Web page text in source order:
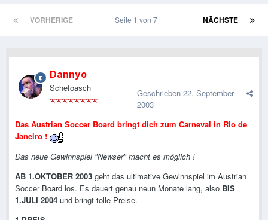
VORHERIGE NÄCHSTE
Seite 1 von 7
Dannyo
Schefoasch Geschrieben 22. September
2003
Das Austrian Soccer Board bringt dich zum Carneval in Rio de
Janeiro !
Das neue Gewinnspiel "Newser" macht es möglich !
AB 1.OKTOBER 2003 geht das ultimative Gewinnspiel im Austrian
Soccer Board los. Es dauert genau neun Monate lang, also BIS
1.JULI 2004 und bringt tolle Preise.